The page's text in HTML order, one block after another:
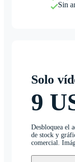
Sin
Solo
9
Desbloquea el
de stock y
comercial.